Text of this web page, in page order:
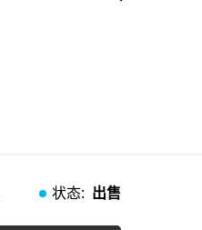
状态: 出售